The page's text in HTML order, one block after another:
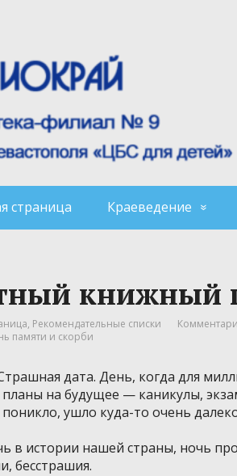
страница Краеведение
книжный
, Рекомендательные списки
памяти и скорби
дата. День, когда для
планы на будущее — каникулы,
поникло, ушло куда-то очень
в истории нашей страны, ночь
бесстрашия.